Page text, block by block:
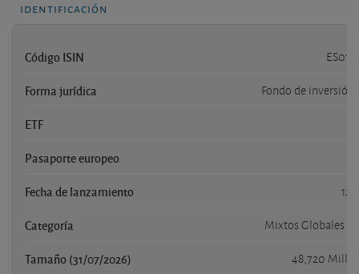
identificación
Código ISIN
Forma jurídica Fondo de inversión
ETF
Pasaporte europeo
Fecha de lanzamiento
Categoría Mixtos Globales
Tamaño (31/07/2026) 48,720